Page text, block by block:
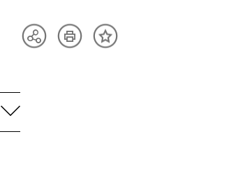
TeilenArtikelInhalt
aufklappen